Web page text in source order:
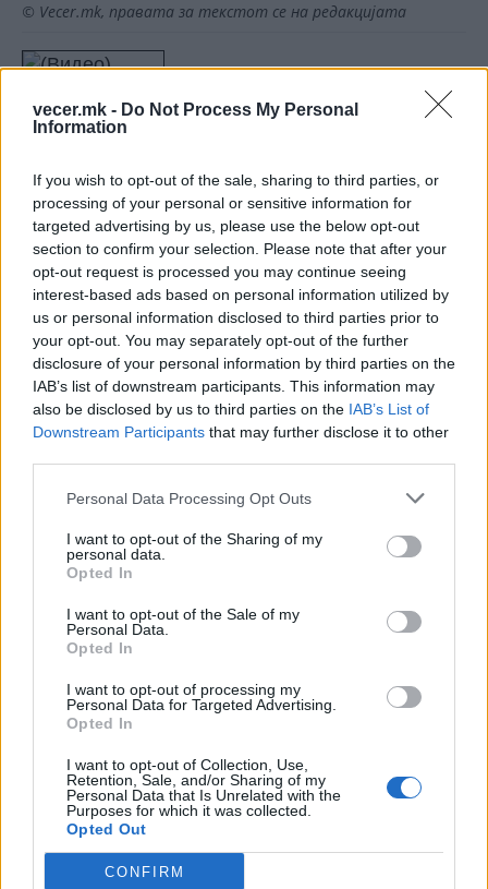
vecer.mk - Do Not Process My Personal
Information
If you wish to opt-out of the sale, sharing to third parties, or
processing of your personal or sensitive information for
targeted advertising by us, please use the below opt-out
section to confirm your selection. Please note that after your
opt-out request is processed you may continue seeing
interest-based ads based on personal information utilized by
us or personal information disclosed to third parties prior to
your opt-out. You may separately opt-out of the further
disclosure of your personal information by third parties on the
IAB’s list of downstream participants. This information may
also be disclosed by us to third parties on the IAB’s List of
Downstream Participants that may further disclose it to other
Personal Data Processing Opt Outs
I want to opt-out of the Sharing of my
personal data.
Opted In
I want to opt-out of the Sale of my
Personal Data.
Opted In
I want to opt-out of processing my
Personal Data for Targeted Advertising.
Opted In
I want to opt-out of Collection, Use,
Retention, Sale, and/or Sharing of my
Personal Data that Is Unrelated with the
Purposes for which it was collected.
Opted Out
CONFIRM
© Vecer.mk, правата за текстот се на редакцијата
(Видео) Туристи дошле во
Бугарија на плажа, по 3 дена
полицијата ги избркала од
(Видео) ОГАН И ПЕПЕЛ ВО ГРЦИЈА!
Горат населби и шуми кај
јужниот сосед
НАЈЧИТАНИ ВО ПОСЛЕДНИ 7 ДЕНА
УАПСЕН МАКЕДОНЕЦОТ АНДРЕЈ
ТАНАСКОВСКИ, ЧЛЕН НА
КАВАЧКИ КЛАН (ФОТО)
Ахмети кажа што го мачи:
СЛУШАМ, САКААТ ДА СЕ СУДИ
ЗА ВОЕНИТЕ ЗЛОСТРОСТВА НА
УЧК...
(Видео) СНИМКА СО ПАРИ КОИ
ТЕЖОК ДЕН И ЈАВНО
човекот појма нема од
ништо, освен за кеш
СУДСКАТА МАФИЈА РАБОТИ
е пензиониран, три дена
откако му го врати пасошот
на бизнисменот Марковски
ПРЕДУПРЕДЕНИ СЕ: „Бугарија
итно ја преиспитува својата
Исчезнаа десетмина